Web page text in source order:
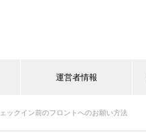
運営者情報
ックイン前のフロントへのお願い方法